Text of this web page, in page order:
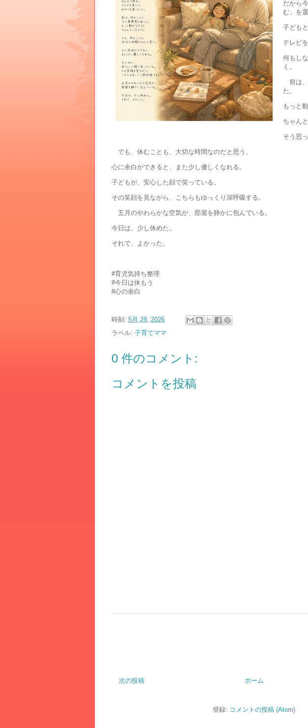
だから
む」を
子ども
テレビ
何もし
く。
前は、
た。
もっと
ちゃん
そう思
でも、休むことも、大切な時間なのだと思う。
心に余白ができると、また少し優しくなれる。
子どもが、安心した顔で笑っている。
その笑顔を見ながら、こちらもゆっくり深呼吸する。
五月のやわらかな空気が、部屋を静かに包んでいる。
今日は、少し休めた。
それで、よかった。
#育児気持ち整理
#今日は休もう
#心の余白
時刻: 5月 28, 2026
ラベル: 子育てママ
0 件のコメント:
コメントを投稿
次の投稿 ホーム
登録: コメントの投稿 (Atom)